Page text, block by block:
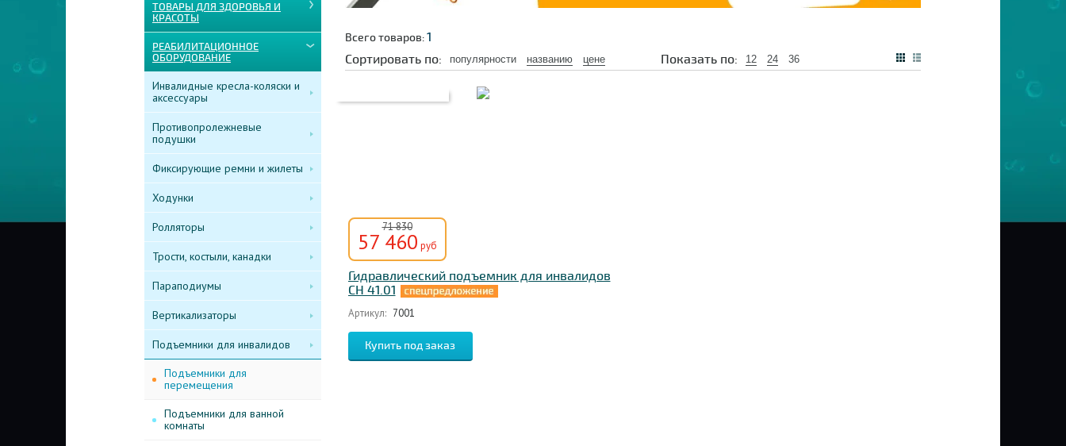
ТОВАРЫ ДЛЯ ЗДОРОВЬЯ И
КРАСОТЫ
РЕАБИЛИТАЦИОННОЕ
ОБОРУДОВАНИЕ
Инвалидные кресла-коляски и
аксессуары
Противопролежневые
подушки
Фиксирующие ремни и жилеты
Ходунки
Ролляторы
Трости, костыли, канадки
Параподиумы
Вертикализаторы
Подъемники для инвалидов
Подъемники для
перемещения
Подъемники для ванной
комнаты
Всего товаров:1
Сортировать по:
популярности названию цене Показать по: 12 24 36
71 830
57 460 руб
Гидравлический подъемник для инвалидов
СН 41.01
Артикул: 7001